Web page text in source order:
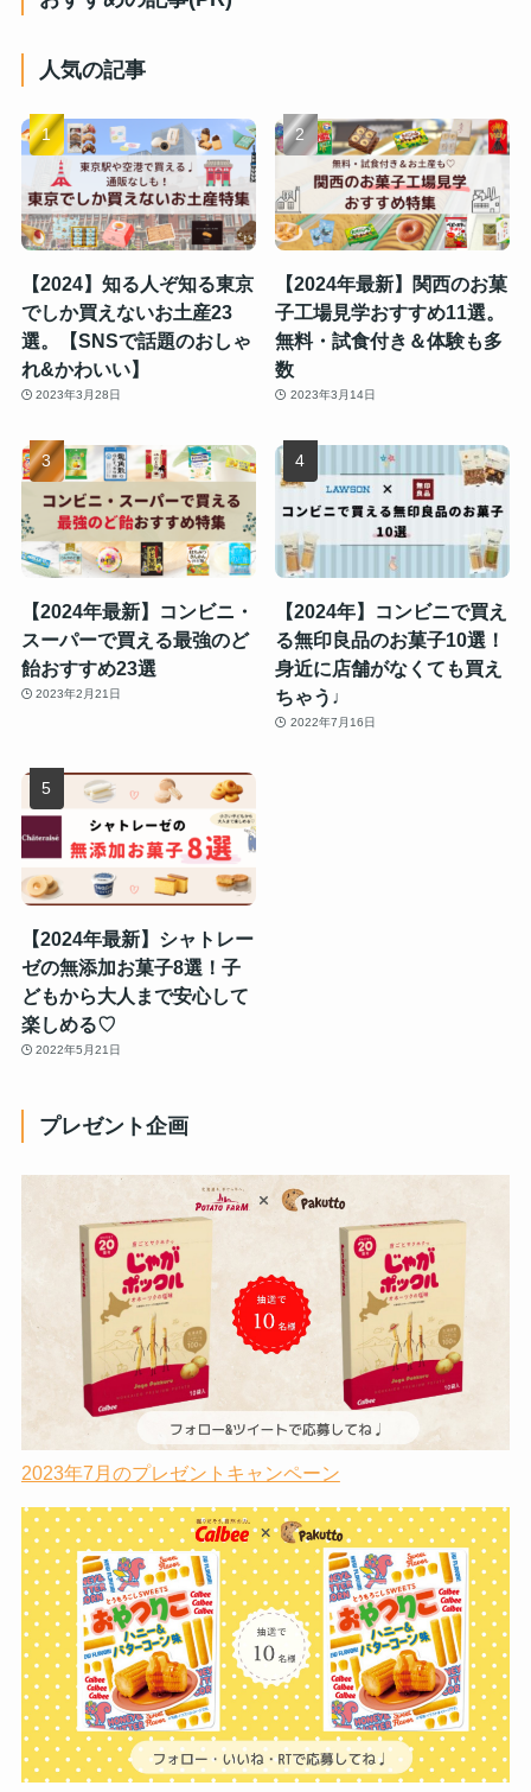
人気の記事
【2024】知る人ぞ知る東京
でしか買えないお土産23
選。【SNSで話題のおしゃ
れ&かわいい】
2023年3月28日
【2024年最新】関西のお菓
子工場見学おすすめ11選。
無料・試食付き＆体験も多
数
2023年3月14日
【2024年最新】コンビニ・
スーパーで買える最強のど
飴おすすめ23選
2023年2月21日
【2024年】コンビニで買え
る無印良品のお菓子10選！
身近に店舗がなくても買え
ちゃう♩
2022年7月16日
【2024年最新】シャトレー
ゼの無添加お菓子8選！子
どもから大人まで安心して
楽しめる♡
2022年5月21日
プレゼント企画
2023年7月のプレゼントキャンペーン